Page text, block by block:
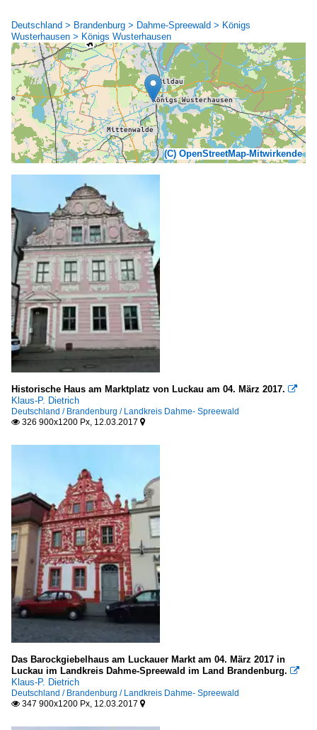
Deutschland > Brandenburg > Dahme-Spreewald > Königs
Wusterhausen > Königs Wusterhausen
(C) OpenStreetMap-Mitwirkende
Historische Haus am Marktplatz von Luckau am 04. März 2017. 
Klaus-P. Dietrich
Deutschland / Brandenburg / Landkreis Dahme- Spreewald
 326 900x1200 Px, 12.03.2017 
Das Barockgiebelhaus am Luckauer Markt am 04. März 2017 in
Luckau im Landkreis Dahme-Spreewald im Land Brandenburg. 
Klaus-P. Dietrich
Deutschland / Brandenburg / Landkreis Dahme- Spreewald
 347 900x1200 Px, 12.03.2017 